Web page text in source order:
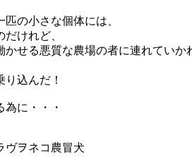
の小さな個体には、
けれど、
せる悪質な農場の者に連れていか
込んだ！
に・・・
ヴヲネコ農冒犬